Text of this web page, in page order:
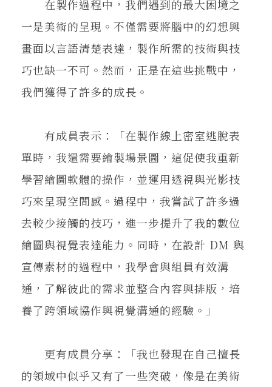
在製作過程中，我們遇到的最大困境之
一是美術的呈現。不僅需要將腦中的幻想與
畫面以言語清楚表達，製作所需的技術與技
巧也缺一不可。然而，正是在這些挑戰中，
我們獲得了許多的成長。
有成員表示：「在製作線上密室逃脫表
單時，我還需要繪製場景圖，這促使我重新
學習繪圖軟體的操作，並運用透視與光影技
巧來呈現空間感。過程中，我嘗試了許多過
去較少接觸的技巧，進一步提升了我的數位
繪圖與視覺表達能力。同時，在設計 DM 與
宣傳素材的過程中，我學會與組員有效溝
通，了解彼此的需求並整合內容與排版，培
養了跨領域協作與視覺溝通的經驗。」
更有成員分享：「我也發現在自己擅長
的領域中似乎又有了一些突破，像是在美術